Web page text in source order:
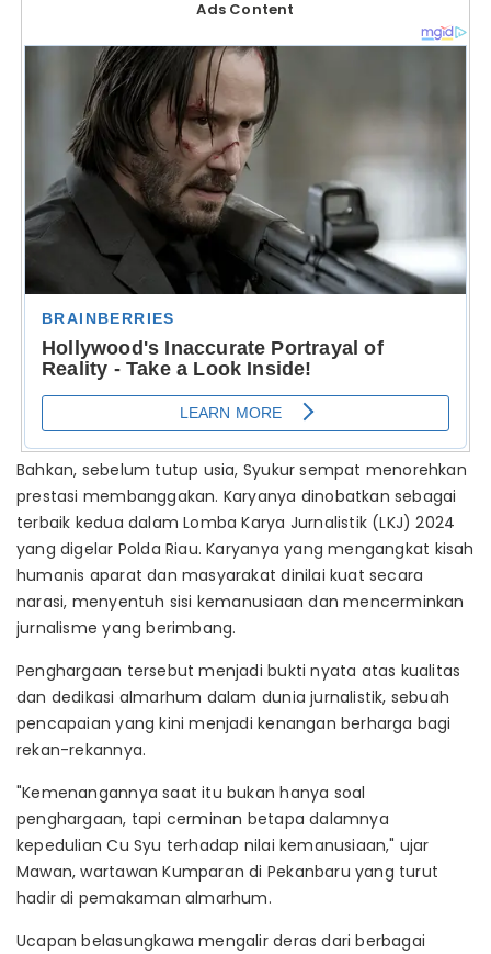
Ads Content
Bahkan, sebelum tutup usia, Syukur sempat menorehkan
prestasi membanggakan. Karyanya dinobatkan sebagai
terbaik kedua dalam Lomba Karya Jurnalistik (LKJ) 2024
yang digelar Polda Riau. Karyanya yang mengangkat kisah
humanis aparat dan masyarakat dinilai kuat secara
narasi, menyentuh sisi kemanusiaan dan mencerminkan
jurnalisme yang berimbang.
Penghargaan tersebut menjadi bukti nyata atas kualitas
dan dedikasi almarhum dalam dunia jurnalistik, sebuah
pencapaian yang kini menjadi kenangan berharga bagi
rekan-rekannya.
"Kemenangannya saat itu bukan hanya soal
penghargaan, tapi cerminan betapa dalamnya
kepedulian Cu Syu terhadap nilai kemanusiaan," ujar
Mawan, wartawan Kumparan di Pekanbaru yang turut
hadir di pemakaman almarhum.
Ucapan belasungkawa mengalir deras dari berbagai